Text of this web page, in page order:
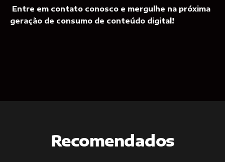
Entre em contato conosco e mergulhe na próxima
geração de consumo de conteúdo digital!
Recomendados